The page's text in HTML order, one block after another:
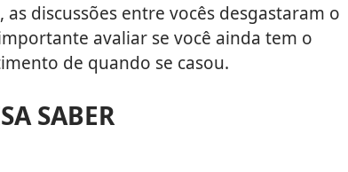
as discussões entre vocês desgastaram o
avaliar se você ainda tem o
de quando se casou.
SABER